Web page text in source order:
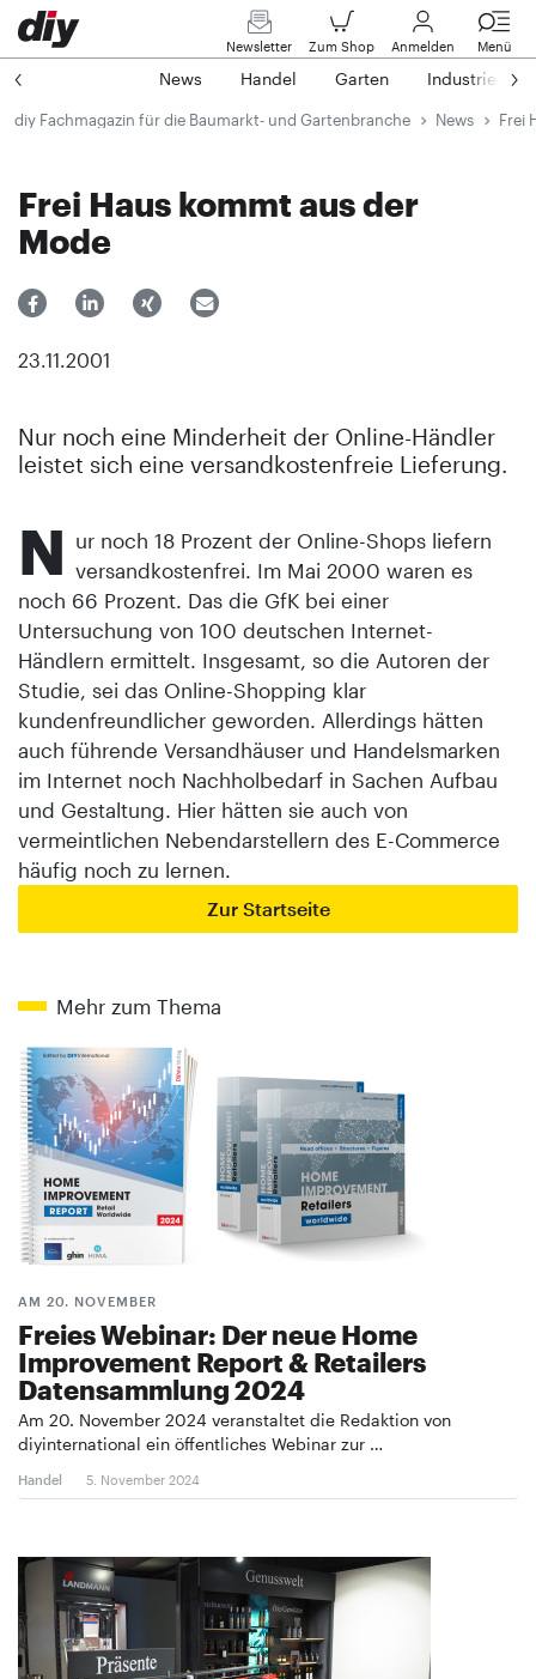
Newsletter Zum Shop Anmelden Menü
News Handel Garten Industrie
diy Fachmagazin für die Baumarkt- und Gartenbranche News Frei
Frei Haus kommt aus der
Mode
23.11.2001
Nur noch eine Minderheit der Online-Händler
leistet sich eine versandkostenfreie Lieferung.
N ur noch 18 Prozent der Online-Shops liefern
versandkostenfrei. Im Mai 2000 waren es
noch 66 Prozent. Das die GfK bei einer
Untersuchung von 100 deutschen Internet-
Händlern ermittelt. Insgesamt, so die Autoren der
Studie, sei das Online-Shopping klar
kundenfreundlicher geworden. Allerdings hätten
auch führende Versandhäuser und Handelsmarken
im Internet noch Nachholbedarf in Sachen Aufbau
und Gestaltung. Hier hätten sie auch von
vermeintlichen Nebendarstellern des E-Commerce
häufig noch zu lernen.
Zur Startseite
Mehr zum Thema
AM 20. NOVEMBER
Freies Webinar: Der neue Home
Improvement Report & Retailers
Datensammlung 2024
Am 20. November 2024 veranstaltet die Redaktion von
diyinternational ein öffentliches Webinar zur …
Handel 5. November 2024